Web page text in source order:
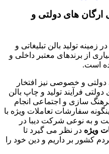
ارگان های دولتی و
تولید بالن تبلیغاتی و
از برندهای معتبر داخلی و
است.
دولتی و خصوصی نیز افتخار
فرآیند تولید و چاپ بالن
‌سازی و اجتماعی انجام
سفارشات تعاملات ویژه با
و به نوعی شرکت دیبا در
ویژه در نظر می گیرد تا
کشور بر داریم و دین خود را